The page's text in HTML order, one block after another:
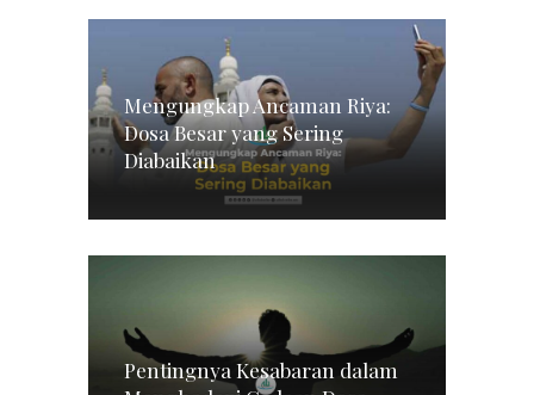
Mengungkap Ancaman Riya:
Dosa Besar yang Sering
Diabaikan
Pentingnya Kesabaran dalam